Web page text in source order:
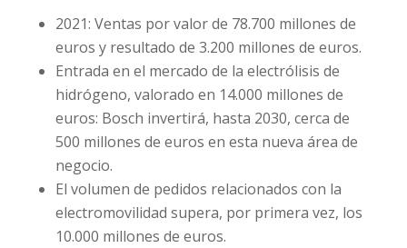
2021: Ventas por valor de 78.700 millones de
euros y resultado de 3.200 millones de euros.
Entrada en el mercado de la electrólisis de
hidrógeno, valorado en 14.000 millones de
euros: Bosch invertirá, hasta 2030, cerca de
500 millones de euros en esta nueva área de
negocio.
El volumen de pedidos relacionados con la
electromovilidad supera, por primera vez, los
10.000 millones de euros.